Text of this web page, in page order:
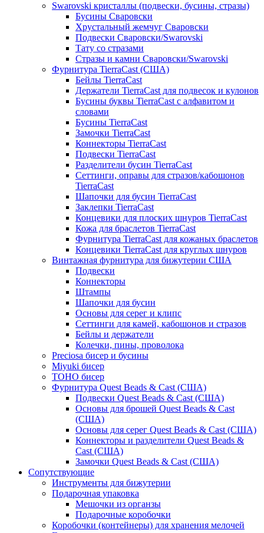
Swarovski кристаллы (подвески, бусины, стразы)
Бусины Сваровски
Хрустальный жемчуг Сваровски
Подвески Сваровски/Swarovski
Тату со стразами
Стразы и камни Сваровски/Swarovski
Фурнитура TierraCast (США)
Бейлы TierraCast
Держатели TierraCast для подвесок и кулонов
Бусины буквы TierraCast с алфавитом и
словами
Бусины TierraCast
Замочки TierraCast
Коннекторы TierraCast
Подвески TierraCast
Разделители бусин TierraCast
Сеттинги, оправы для стразов/кабошонов
TierraCast
Шапочки для бусин TierraCast
Заклепки TierraCast
Концевики для плоских шнуров TierraCast
Кожа для браслетов TierraCast
Фурнитура TierraCast для кожаных браслетов
Концевики TierraCast для круглых шнуров
Винтажная фурнитура для бижутерии США
Подвески
Коннекторы
Штампы
Шапочки для бусин
Основы для серег и клипс
Сеттинги для камей, кабошонов и стразов
Бейлы и держатели
Колечки, пины, проволока
Preciosa бисер и бусины
Miyuki бисер
TOHO бисер
Фурнитура Quest Beads & Cast (США)
Подвески Quest Beads & Cast (США)
Основы для брошей Quest Beads & Cast
(США)
Основы для серег Quest Beads & Cast (США)
Коннекторы и разделители Quest Beads &
Cast (США)
Замочки Quest Beads & Cast (США)
Сопутствующие
Инструменты для бижутерии
Подарочная упаковка
Мешочки из органзы
Подарочные коробочки
Коробочки (контейнеры) для хранения мелочей